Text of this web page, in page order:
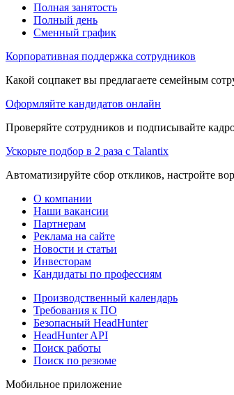
Полная занятость
Полный день
Сменный график
Корпоративная поддержка сотрудников
Какой соцпакет вы предлагаете семейным
Оформляйте кандидатов онлайн
Проверяйте сотрудников и подписывайте
Ускорьте подбор в 2 раза с Talantix
Автоматизируйте сбор откликов, настройте
О компании
Наши вакансии
Партнерам
Реклама на сайте
Новости и статьи
Инвесторам
Кандидаты по профессиям
Производственный календарь
Требования к ПО
Безопасный HeadHunter
HeadHunter API
Поиск работы
Поиск по резюме
Мобильное приложение